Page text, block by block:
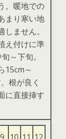
。暖地での
まり寒い地
ません。
え付けに準
～下旬。
15cm～
根が良く
に直接挿す